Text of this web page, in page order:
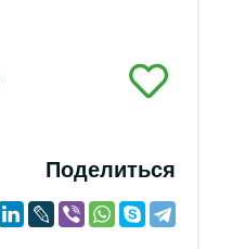
Поделиться